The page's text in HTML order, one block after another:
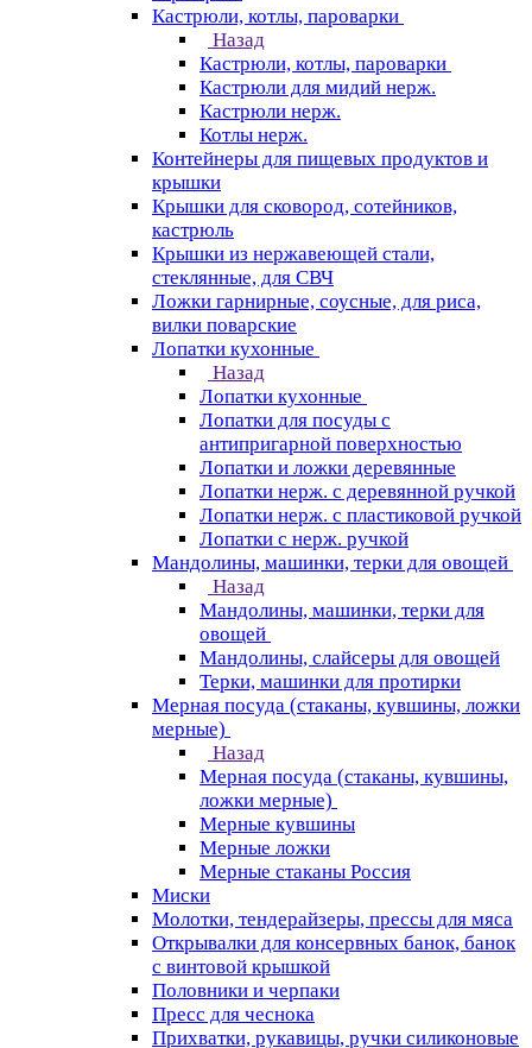
Кастрюли, котлы, пароварки
Назад
Кастрюли, котлы, пароварки
Кастрюли для мидий нерж.
Кастрюли нерж.
Котлы нерж.
Контейнеры для пищевых продуктов и
крышки
Крышки для сковород, сотейников,
кастрюль
Крышки из нержавеющей стали,
стеклянные, для СВЧ
Ложки гарнирные, соусные, для риса,
вилки поварские
Лопатки кухонные
Назад
Лопатки кухонные
Лопатки для посуды с
антипригарной поверхностью
Лопатки и ложки деревянные
Лопатки нерж. с деревянной ручкой
Лопатки нерж. с пластиковой ручкой
Лопатки с нерж. ручкой
Мандолины, машинки, терки для овощей
Назад
Мандолины, машинки, терки для
овощей
Мандолины, слайсеры для овощей
Терки, машинки для протирки
Мерная посуда (стаканы, кувшины, ложки
мерные)
Назад
Мерная посуда (стаканы, кувшины,
ложки мерные)
Мерные кувшины
Мерные ложки
Мерные стаканы Россия
Миски
Молотки, тендерайзеры, прессы для мяса
Открывалки для консервных банок, банок
с винтовой крышкой
Половники и черпаки
Пресс для чеснока
Прихватки, рукавицы, ручки силиконовые